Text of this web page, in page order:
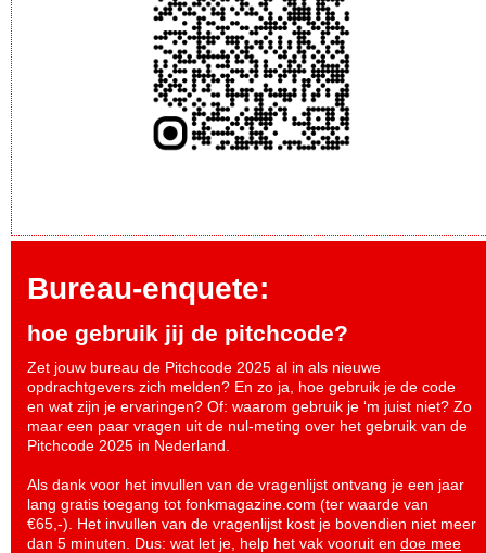
Bureau-enquete:
hoe gebruik jij de pitchcode?
Zet jouw bureau de Pitchcode 2025 al in als nieuwe
opdrachtgevers zich melden? En zo ja, hoe gebruik je de code
en wat zijn je ervaringen? Of: waarom gebruik je ‘m juist niet? Zo
maar een paar vragen uit de nul-meting over het gebruik van de
Pitchcode 2025 in Nederland.
Als dank voor het invullen van de vragenlijst ontvang je een jaar
lang gratis toegang tot fonkmagazine.com (ter waarde van
€65,-). Het invullen van de vragenlijst kost je bovendien niet meer
dan 5 minuten. Dus: wat let je, help het vak vooruit en doe mee